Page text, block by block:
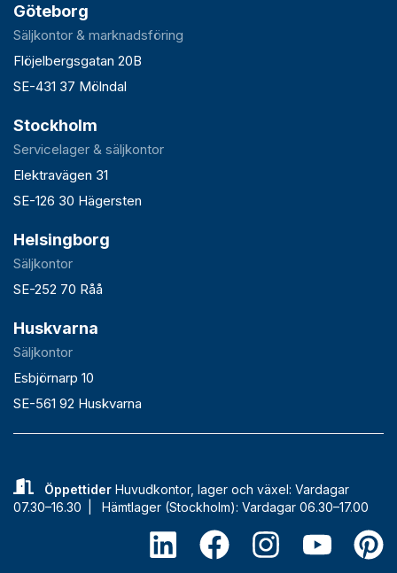
Göteborg
Säljkontor & marknadsföring
Flöjelbergsgatan 20B
SE-431 37 Mölndal
Stockholm
Servicelager & säljkontor
Elektravägen 31
SE-126 30 Hägersten
Helsingborg
Säljkontor
SE-252 70 Råå
Huskvarna
Säljkontor
Esbjörnarp 10
SE-561 92 Huskvarna
ÖppettiderHuvudkontor, lager och växel: Vardagar
07.30–16.30 | Hämtlager (Stockholm): Vardagar 06.30–17.00